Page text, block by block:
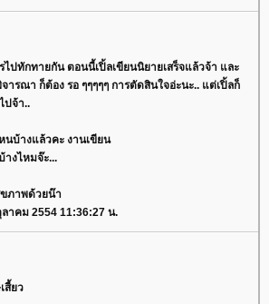
ปทักทายกัน ตอนนี้เปิ้ลเขียนนิยายเสร็จแล้วจ้า และ
ารณา ก็ต้อง รอ ๆๆๆๆๆ การตัดสินใจอ่ะนะ.. แต่เปิ้ลก็
ปจ้า..
นบ้างแล้วคะ งานเขียน
งไหมจ๊ะ...
ภาพด้วยน๊า
ลาคม 2554 11:36:27 น.
สี้ยว